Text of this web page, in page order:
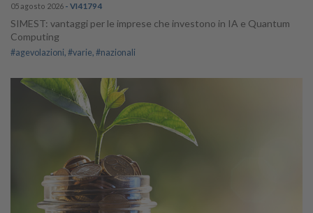
05 agosto 2026 - VI41794
SIMEST: vantaggi per le imprese che investono in IA e Quantum
Computing
#agevolazioni #varie #nazionali